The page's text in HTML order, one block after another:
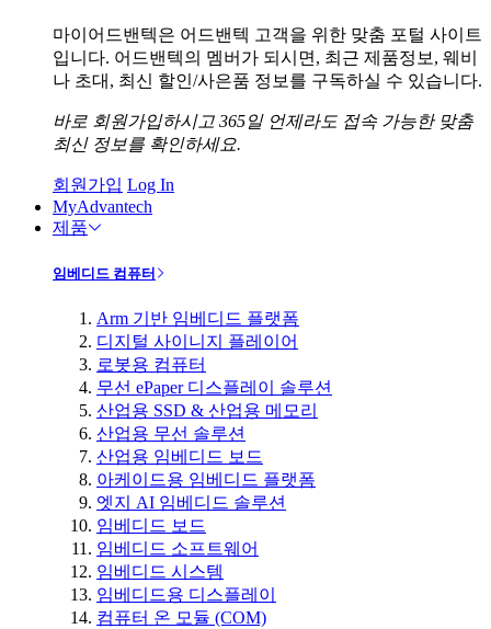
마이어드밴텍은 어드밴텍 고객을 위한 맞춤 포털 사이트
입니다. 어드밴텍의 멤버가 되시면, 최근 제품정보, 웨비
나 초대, 최신 할인/사은품 정보를 구독하실 수 있습니다.
바로 회원가입하시고 365일 언제라도 접속 가능한 맞춤
최신 정보를 확인하세요.
회원가입 Log In
MyAdvantech
제품
임베디드 컴퓨터
Arm 기반 임베디드 플랫폼
디지털 사이니지 플레이어
로봇용 컴퓨터
무선 ePaper 디스플레이 솔루션
산업용 SSD & 산업용 메모리
산업용 무선 솔루션
산업용 임베디드 보드
아케이드용 임베디드 플랫폼
엣지 AI 임베디드 솔루션
임베디드 보드
임베디드 소프트웨어
임베디드 시스템
임베디드용 디스플레이
컴퓨터 온 모듈 (COM)